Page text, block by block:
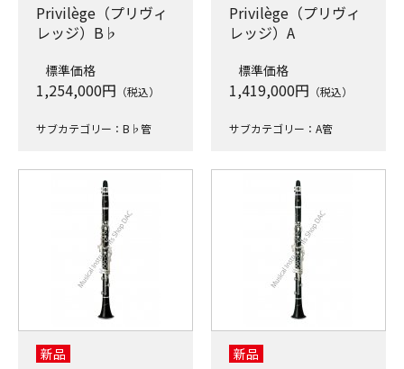
Privilège（プリヴィ
レッジ）B♭
標準価格
1,254,000円 （税込）
サブカテゴリー：B♭管
Privilège（プリヴィ
レッジ）A
標準価格
1,419,000円 （税込）
サブカテゴリー：A管
新品 新品